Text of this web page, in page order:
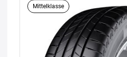
Mittelklasse